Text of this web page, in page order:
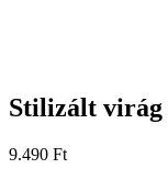
Stilizált virág
9.490 Ft